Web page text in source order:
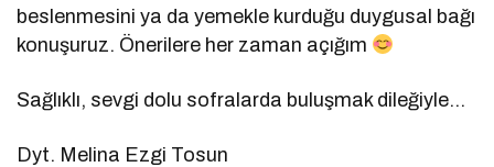
beslenmesini ya da yemekle kurduğu duygusal bağı
konuşuruz. Önerilere her zaman açığım
Sağlıklı, sevgi dolu sofralarda buluşmak dileğiyle…
Dyt. Melina Ezgi Tosun